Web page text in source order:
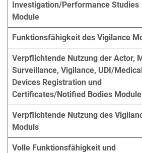
Investigation/Performance Studies
Module
Funktionsfähigkeit des Vigilance
Verpflichtende Nutzung der Actor,
Surveillance, Vigilance, UDI/
Devices Registration und
Certificates/Notified Bodies Module
Verpflichtende Nutzung des
Moduls
Volle Funktionsfähigkeit und